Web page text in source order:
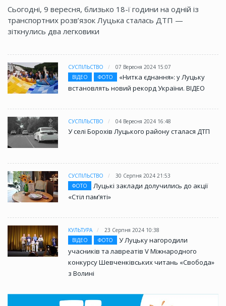
Сьогодні, 9 вересня, близько 18-ї години на одній із
транспортних розв’язок Луцька сталась ДТП —
зіткнулись два легковики
СУСПІЛЬСТВО
07 Вересня 2024 15:07
ВІДЕО
ФОТО
«Нитка єднання»: у Луцьку
встановлять новий рекорд України. ВІДЕО
СУСПІЛЬСТВО 04 Вересня 2024 16:48
У селі Борохів Луцького району сталася ДТП
СУСПІЛЬСТВО
30 Серпня 2024 21:53
ФОТО
Луцькі заклади долучились до акції
«Стіл памʼяті»
КУЛЬТУРА
23 Серпня 2024 10:38
ВІДЕО
ФОТО
У Луцьку нагородили
учасників та лавреатів V Міжнародного
конкурсу Шевченківських читань «Свобода»
з Волині